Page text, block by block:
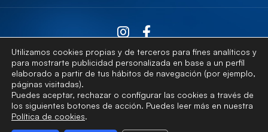
Contactar
Utilizamos cookies propias y de terceros para fines analíticos y
para mostrarte publicidad personalizada en base a un perfil
elaborado a partir de tus hábitos de navegación (por ejemplo,
páginas visitadas).
Puedes aceptar, rechazar o configurar las cookies a través de
los siguientes botones de acción. Puedes leer más en nuestra
Política de cookies.